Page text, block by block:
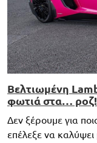
Βελτιωμένη
φωτιά στα… ροζ!
Δεν ξέρουμε για
επέλεξε να